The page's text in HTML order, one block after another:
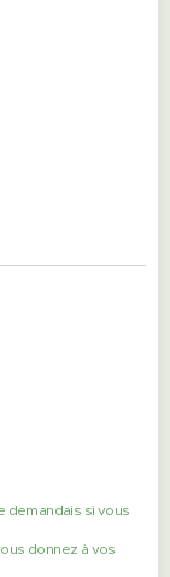
demandais si vous
donnez à vos